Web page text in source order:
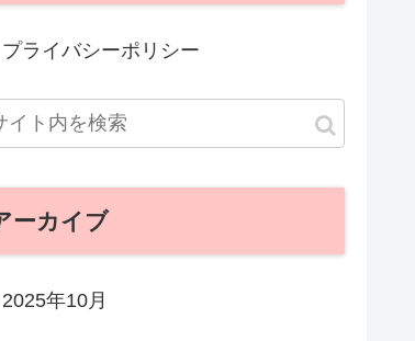
プライバシーポリシー
ーカイブ
2025年10月